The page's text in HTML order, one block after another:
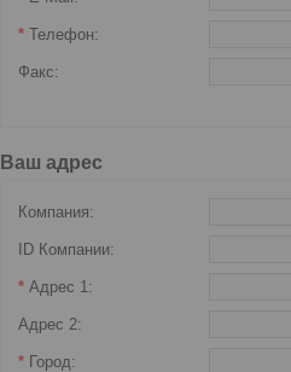
* Телефон:
Факс:
Ваш адрес
Компания:
ID Компании:
* Адрес 1:
Адрес 2:
* Город: